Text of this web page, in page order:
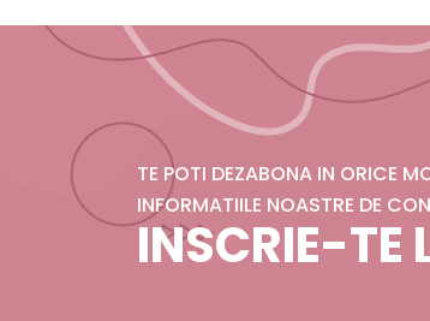
TE POTI DEZABONA IN ORICE
INFORMATIILE NOASTRE DE
INSCRIE-TE